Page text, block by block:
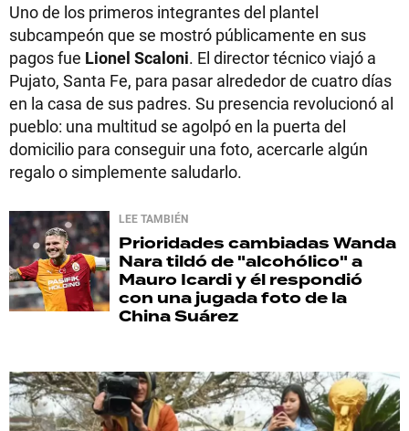
Uno de los primeros integrantes del plantel
subcampeón que se mostró públicamente en sus
pagos fue Lionel Scaloni. El director técnico viajó a
Pujato, Santa Fe, para pasar alrededor de cuatro días
en la casa de sus padres. Su presencia revolucionó al
pueblo: una multitud se agolpó en la puerta del
domicilio para conseguir una foto, acercarle algún
regalo o simplemente saludarlo.
LEE TAMBIÉN
Prioridades cambiadas Wanda
Nara tildó de "alcohólico" a
Mauro Icardi y él respondió
con una jugada foto de la
China Suárez